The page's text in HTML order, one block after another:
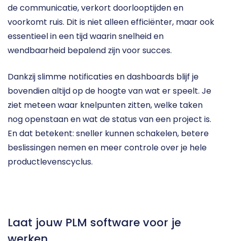
de communicatie, verkort doorlooptijden en
voorkomt ruis. Dit is niet alleen efficiënter, maar ook
essentieel in een tijd waarin snelheid en
wendbaarheid bepalend zijn voor succes.
Dankzij slimme notificaties en dashboards blijf je
bovendien altijd op de hoogte van wat er speelt. Je
ziet meteen waar knelpunten zitten, welke taken
nog openstaan en wat de status van een project is.
En dat betekent: sneller kunnen schakelen, betere
beslissingen nemen en meer controle over je hele
productlevenscyclus.
Laat jouw PLM software voor je